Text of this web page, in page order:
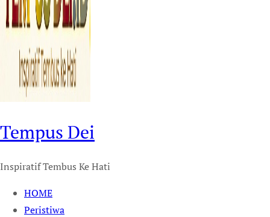
Tempus Dei
Inspiratif Tembus Ke Hati
HOME
Peristiwa